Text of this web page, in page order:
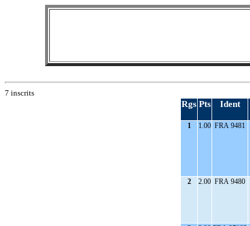
7 inscrits
Rgs Pts Ident
1 1.00 FRA 9481
2 2.00 FRA 9480